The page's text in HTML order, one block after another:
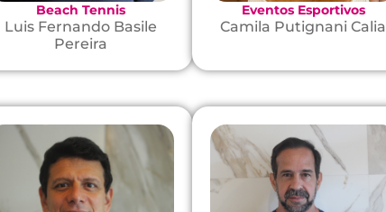
Beach Tennis
Luis Fernando Basile
Pereira
Eventos Esportivos
Camila Putignani Calia